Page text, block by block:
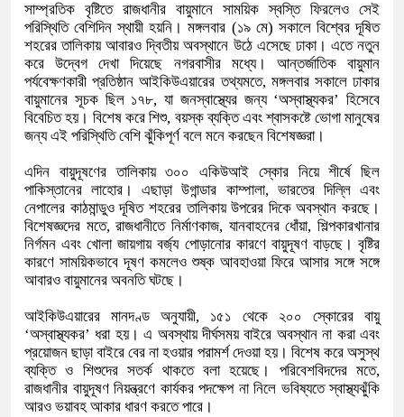
সাম্প্রতিক বৃষ্টিতে রাজধানীর বায়ুমানে সাময়িক স্বস্তি ফিরলেও সেই
পরিস্থিতি বেশিদিন স্থায়ী হয়নি। মঙ্গলবার (১৯ মে) সকালে বিশ্বের দূষিত
শহরের তালিকায় আবারও দ্বিতীয় অবস্থানে উঠে এসেছে ঢাকা। এতে নতুন
করে উদ্বেগ দেখা দিয়েছে নগরবাসীর মধ্যে। আন্তর্জাতিক বায়ুমান
পর্যবেক্ষণকারী প্রতিষ্ঠান আইকিউএয়ারের তথ্যমতে, মঙ্গলবার সকালে ঢাকার
বায়ুমানের সূচক ছিল ১৭৮, যা জনস্বাস্থ্যের জন্য ‘অস্বাস্থ্যকর’ হিসেবে
বিবেচিত হয়। বিশেষ করে শিশু, বয়স্ক ব্যক্তি এবং শ্বাসকষ্টে ভোগা মানুষের
জন্য এই পরিস্থিতি বেশি ঝুঁকিপূর্ণ বলে মনে করছেন বিশেষজ্ঞরা।
এদিন বায়ুদূষণের তালিকায় ৩০০ একিউআই স্কোর নিয়ে শীর্ষে ছিল
পাকিস্তানের লাহোর। এছাড়া উগান্ডার কাম্পালা, ভারতের দিল্লি এবং
নেপালের কাঠমান্ডুও দূষিত শহরের তালিকায় উপরের দিকে অবস্থান করছে।
বিশেষজ্ঞদের মতে, রাজধানীতে নির্মাণকাজ, যানবাহনের ধোঁয়া, শিল্পকারখানার
নির্গমন এবং খোলা জায়গায় বর্জ্য পোড়ানোর কারণে বায়ুদূষণ বাড়ছে। বৃষ্টির
কারণে সাময়িকভাবে দূষণ কমলেও শুষ্ক আবহাওয়া ফিরে আসার সঙ্গে সঙ্গে
আবারও বায়ুমানের অবনতি ঘটছে।
আইকিউএয়ারের মানদণ্ড অনুযায়ী, ১৫১ থেকে ২০০ স্কোরের বায়ু
‘অস্বাস্থ্যকর’ ধরা হয়। এ অবস্থায় দীর্ঘসময় বাইরে অবস্থান না করা এবং
প্রয়োজন ছাড়া বাইরে বের না হওয়ার পরামর্শ দেওয়া হয়। বিশেষ করে অসুস্থ
ব্যক্তি ও শিশুদের সতর্ক থাকতে বলা হয়েছে। পরিবেশবিদদের মতে,
রাজধানীর বায়ুদূষণ নিয়ন্ত্রণে কার্যকর পদক্ষেপ না নিলে ভবিষ্যতে স্বাস্থ্যঝুঁকি
আরও ভয়াবহ আকার ধারণ করতে পারে।